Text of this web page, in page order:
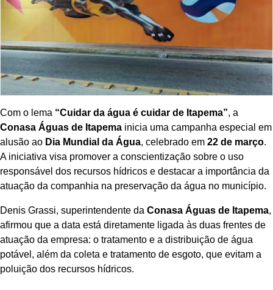
Com o lema “Cuidar da água é cuidar de Itapema”, a
Conasa Águas de Itapema inicia uma campanha especial em
alusão ao Dia Mundial da Água, celebrado em 22 de março.
A iniciativa visa promover a conscientização sobre o uso
responsável dos recursos hídricos e destacar a importância da
atuação da companhia na preservação da água no município.
Denis Grassi, superintendente da Conasa Águas de Itapema,
afirmou que a data está diretamente ligada às duas frentes de
atuação da empresa: o tratamento e a distribuição de água
potável, além da coleta e tratamento de esgoto, que evitam a
poluição dos recursos hídricos.